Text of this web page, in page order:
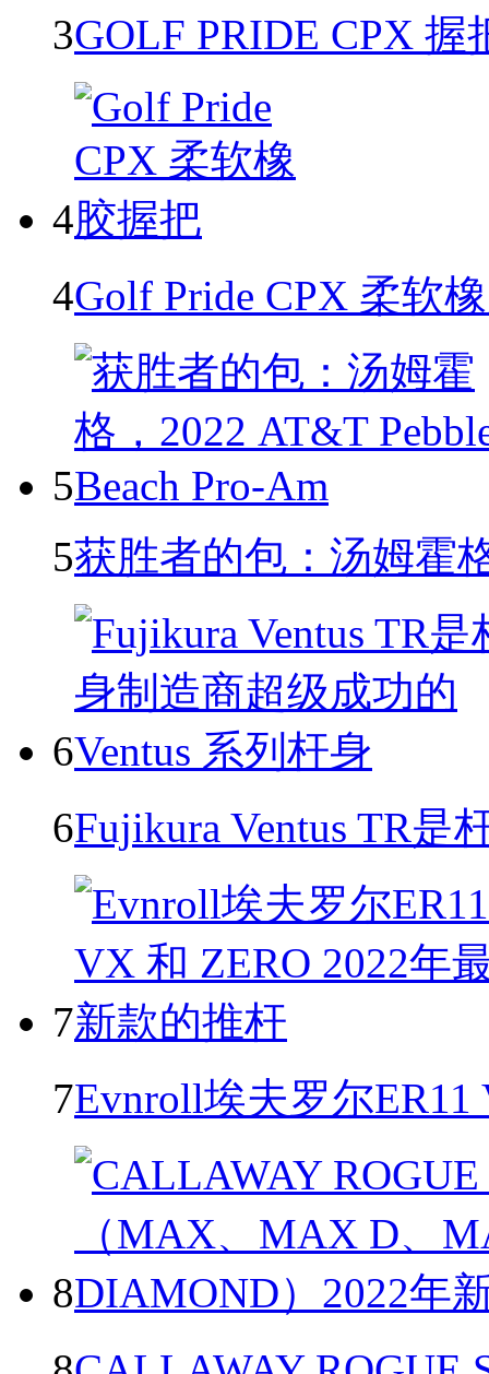
3GOLF PRIDE CPX 握
4
4Golf Pride CPX 柔软
5
5获胜者的包：汤姆霍
6
6Fujikura Ventus TR是
7
7Evnroll埃夫罗尔ER11
8